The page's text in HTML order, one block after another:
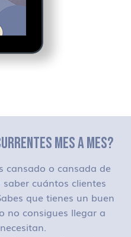
MES A MES?
cansado o cansada de
cuántos clientes
que tienes un buen
no consigues llegar a